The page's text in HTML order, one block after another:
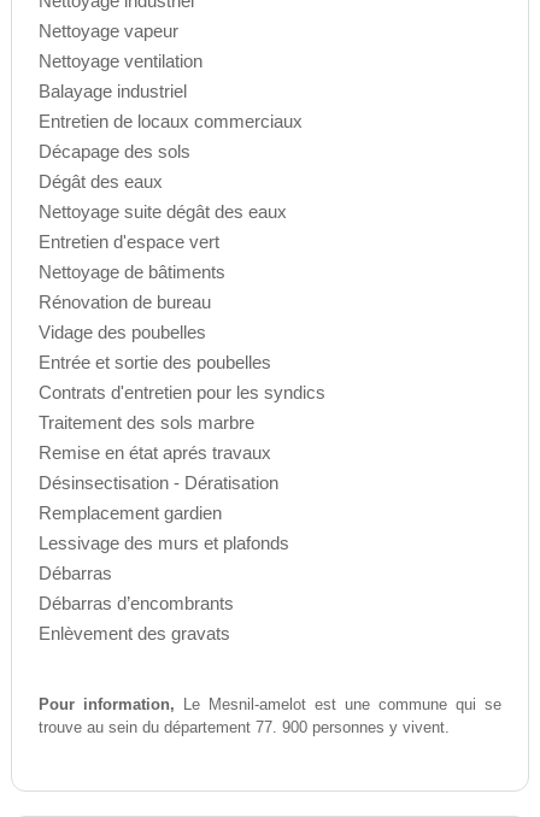
Nettoyage vapeur
Nettoyage ventilation
Balayage industriel
Entretien de locaux commerciaux
Décapage des sols
Dégât des eaux
Nettoyage suite dégât des eaux
Entretien d'espace vert
Nettoyage de bâtiments
Rénovation de bureau
Vidage des poubelles
Entrée et sortie des poubelles
Contrats d'entretien pour les syndics
Traitement des sols marbre
Remise en état aprés travaux
Désinsectisation - Dératisation
Remplacement gardien
Lessivage des murs et plafonds
Débarras
Débarras d’encombrants
Enlèvement des gravats
Pour information, Le Mesnil-amelot est une commune qui se
trouve au sein du département 77. 900 personnes y vivent.